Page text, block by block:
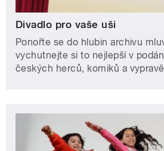
Divadlo pro vaše uši
Ponořte se do hlubin archivu
vychutnejte si to nejlepší v
českých herců, komiků a